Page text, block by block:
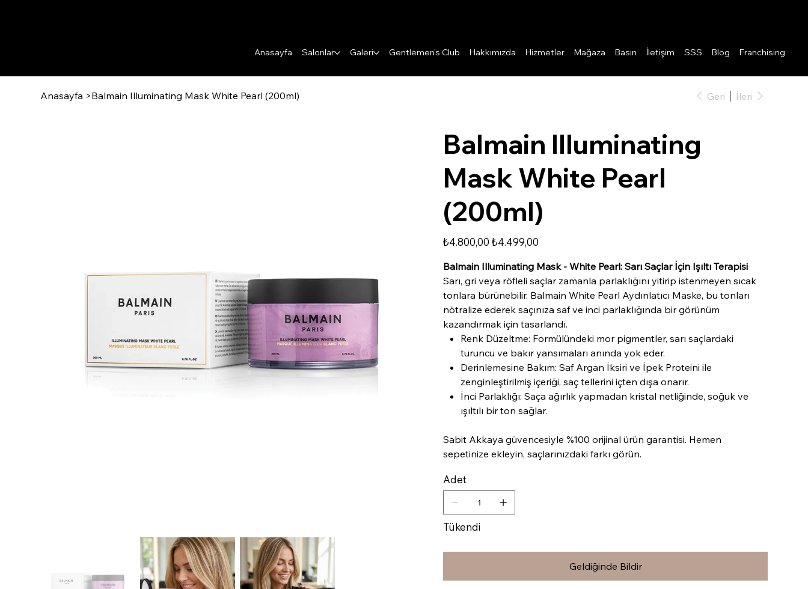
Anasayfa Salonlar Galeri Gentlemen's Club Hakkımızda Hizmetler Mağaza Basın İletişim SSS Blog Franchising
Anasayfa >Balmain Illuminating Mask White Pearl (200ml) Geri İleri
Balmain Illuminating
Mask White Pearl
(200ml)
Orijinal
fiyat
₺4.800,00 İndirimli
fiyat
₺4.499,00
Balmain Illuminating Mask - White Pearl: Sarı Saçlar İçin Işıltı Terapisi
Sarı, gri veya röfleli saçlar zamanla parlaklığını yitirip istenmeyen sıcak
tonlara bürünebilir. Balmain White Pearl Aydınlatıcı Maske, bu tonları
nötralize ederek saçınıza saf ve inci parlaklığında bir görünüm
kazandırmak için tasarlandı.
Renk Düzeltme: Formülündeki mor pigmentler, sarı saçlardaki
turuncu ve bakır yansımaları anında yok eder.
Derinlemesine Bakım: Saf Argan İksiri ve İpek Proteini ile
zenginleştirilmiş içeriği, saç tellerini içten dışa onarır.
İnci Parlaklığı: Saça ağırlık yapmadan kristal netliğinde, soğuk ve
ışıltılı bir ton sağlar.
Sabit Akkaya güvencesiyle %100 orijinal ürün garantisi. Hemen
sepetinize ekleyin, saçlarınızdaki farkı görün.
Adet
Tükendi
Geldiğinde Bildir